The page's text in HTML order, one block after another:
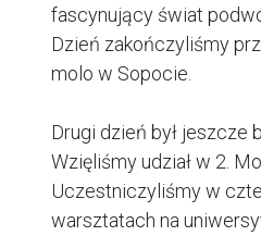
fascynujący świat
Dzień zakończyliśmy
molo w Sopocie.
Drugi dzień był jeszcze
Wzięliśmy udział w 2.
Uczestniczyliśmy w
warsztatach na